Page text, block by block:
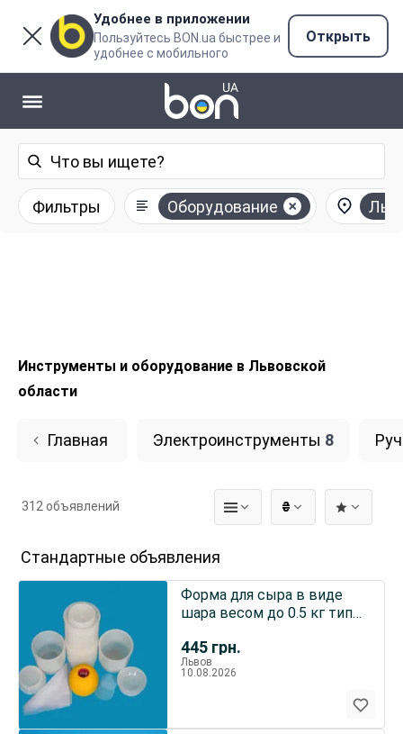
Удобнее в приложении
Пользуйтесь BON.ua быстрее и
удобнее с мобильного
Открыть
Фильтры Оборудование
Инструменты и оборудование в Львовской
области
Главная Электроинструменты 8
₴
312 объявлений
Стандартные объявления
445 грн.
Форма для сыра в виде
шара весом до 0.5 кг типа
Львов
10.08.2026